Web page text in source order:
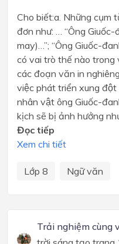
Cho biết:a. Những cụm
đơn như: … “Ông
may)…”; “Ông Giuốc-
có vai trò thế nào trong
các đoạn văn in
việc phát triển xung
nhân vật ông Giuốc-
kịch sẽ bị ảnh hưởng
Đọc tiếp
Xem chi tiết
Lớp 8 Ngữ văn
Trải nghiệm cùng